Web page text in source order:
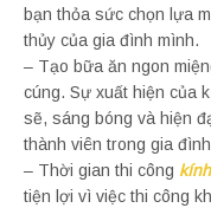
bạn thỏa sức chọn lựa
thủy của gia đình mình.
– Tạo bữa ăn ngon
cúng. Sự xuất hiện của
sẽ, sáng bóng và hiện
thành viên trong gia
– Thời gian thi công
tiện lợi vì việc thi công